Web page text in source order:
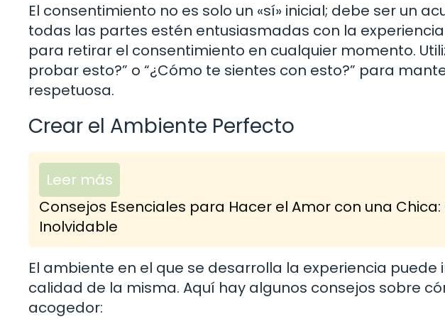
El consentimiento no es solo un «sí» inicial; debe ser un
todas las partes estén entusiasmadas con la
para retirar el consentimiento en cualquier momento.
probar esto?” o “¿Cómo te sientes con esto?” para
respetuosa.
Crear el Ambiente Perfecto
Leer más
Consejos Esenciales para Hacer el Amor con una
Inolvidable
El ambiente en el que se desarrolla la experiencia
calidad de la misma. Aquí hay algunos consejos sobre
acogedor: